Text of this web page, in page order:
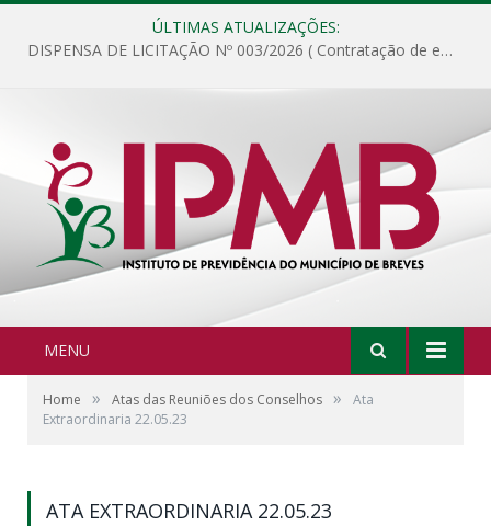
ÚLTIMAS ATUALIZAÇÕES:
DISPENSA DE LICITAÇÃO Nº 003/2026 ( Contratação de empresa para fornecimento de gêneros alimentícios não perecíveis, materiais de expediente, descartáveis, copa e cozinha, para análise e posterior publicação.)
MENU
Home » Atas das Reuniões dos Conselhos »
Ata
Extraordinaria 22.05.23
ATA EXTRAORDINARIA 22.05.23